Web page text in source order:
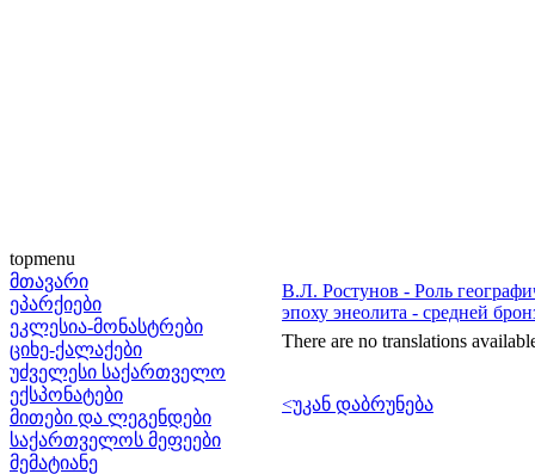
topmenu
მთავარი
ეპარქიები
ეკლესია-მონასტრები
ციხე-ქალაქები
უძველესი საქართველო
ექსპონატები
მითები და ლეგენდები
საქართველოს მეფეები
მემატიანე
В.Л. Ростунов - Роль
эпоху энеолита - средней
There are no translations
<უკან დაბრუნება